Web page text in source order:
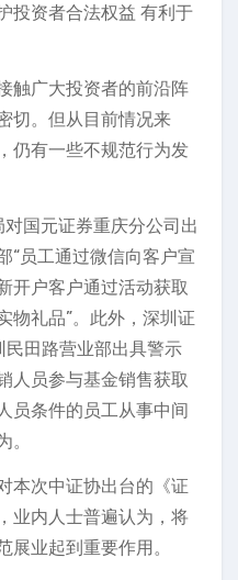
投资者合法权益 有利于
触广大投资者的前沿阵
切。但从目前情况来
仍有一些不规范行为发
国元证券重庆分公司出
“员工通过微信向客户宣
开户客户通过活动获取
物礼品”。此外，深圳证
田路营业部出具警示
人员参与基金销售获取
员条件的员工从事中间
本次中证协出台的《证
业内人士普遍认为，将
展业起到重要作用。